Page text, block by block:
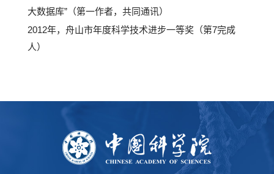
大数据库”（第一作者，共同通讯）
2012年，舟山市年度科学技术进步一等奖（第7完成
人）